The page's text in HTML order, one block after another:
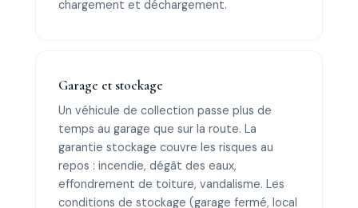
chargement et déchargement.
Garage et stockage
Un véhicule de collection passe plus de
temps au garage que sur la route. La
garantie stockage couvre les risques au
repos : incendie, dégât des eaux,
effondrement de toiture, vandalisme. Les
conditions de stockage (garage fermé, local